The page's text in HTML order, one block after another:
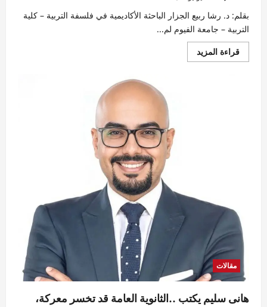
بقلم: د. رشا ربيع الجزار الباحثة الأكاديمية في فلسفة التربية – كلية
التربية – جامعة الفيوم لم...
قراءة المزيد
المزيد
الإنسان
بالطبيعة؟
مقالات
هانى سليم يكتب ..الثانوية العامة قد تخسر معركة،